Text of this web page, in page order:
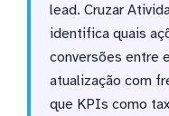
lead. Cruzar
identifica quais
conversões entre
atualização com
que KPIs como